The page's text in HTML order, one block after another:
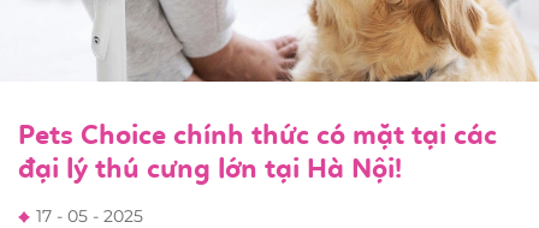
Pets Choice chính thức có mặt tại các
đại lý thú cưng lớn tại Hà Nội!
17 - 05 - 2025